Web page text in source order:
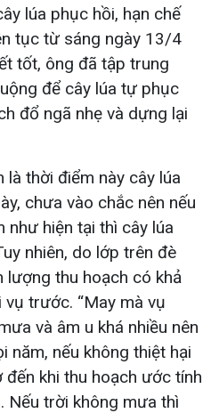
lúa phục hồi, hạn chế
tục từ sáng ngày 13/4
tốt, ông đã tập trung
để cây lúa tự phục
đổ ngã nhẹ và dựng lại
là thời điểm này cây lúa
chưa vào chắc nên nếu
hiện tại thì cây lúa
nhiên, do lớp trên đè
lượng thu hoạch có khả
trước. “May mà vụ
và âm u khá nhiều nên
năm, nếu không thiệt hại
khi thu hoạch ước tính
Nếu trời không mưa thì